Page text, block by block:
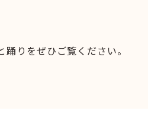
りをぜひご覧ください。